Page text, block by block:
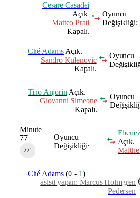
Oyuncu
Değişikliği:
Cesare Casadei
Açık.
Matteo Prati
Kapalı.
Oyuncu
Ché Adams Açık.
Sandro Kulenovic
Kapalı.
Oyuncu
Tino Anjorin Açık.
Giovanni Simeone
Kapalı.
Oyuncu
Değişikliği:
Açık.
Minute
77
77‎’‎
Ché Adams (0 - 1)
asisti yapan: Marcus Holmgren
Pedersen